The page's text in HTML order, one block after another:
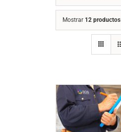
Mostrar 12 productos